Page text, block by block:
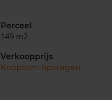
Perceel
149 m2
Verkoopprijs
Koopsom opvragen